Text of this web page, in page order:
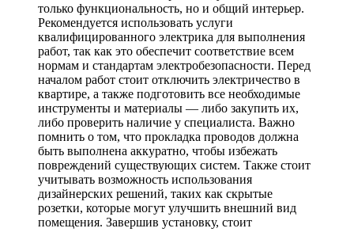
только функциональность, но и общий интерьер.
Рекомендуется использовать услуги
квалифицированного электрика для выполнения
работ, так как это обеспечит соответствие всем
нормам и стандартам электробезопасности. Перед
началом работ стоит отключить электричество в
квартире, а также подготовить все необходимые
инструменты и материалы — либо закупить их,
либо проверить наличие у специалиста. Важно
помнить о том, что прокладка проводов должна
быть выполнена аккуратно, чтобы избежать
повреждений существующих систем. Также стоит
учитывать возможность использования
дизайнерских решений, таких как скрытые
розетки, которые могут улучшить внешний вид
помещения. Завершив установку, стоит